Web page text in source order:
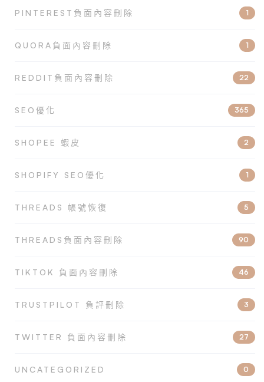
PINTEREST負面內容刪除 1
QUORA負面內容刪除 1
REDDIT負面內容刪除 22
SEO優化 365
SHOPEE 蝦皮 2
SHOPIFY SEO優化 1
THREADS 帳號恢復 5
THREADS負面內容刪除 90
TIKTOK 負面內容刪除 46
TRUSTPILOT 負評刪除 3
TWITTER 負面內容刪除 27
UNCATEGORIZED 0